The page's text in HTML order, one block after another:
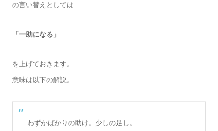
の言い替えとしては
「一助になる」
を上げておきます。
意味は以下の解説。
わずかばかりの助け。少しの足し。